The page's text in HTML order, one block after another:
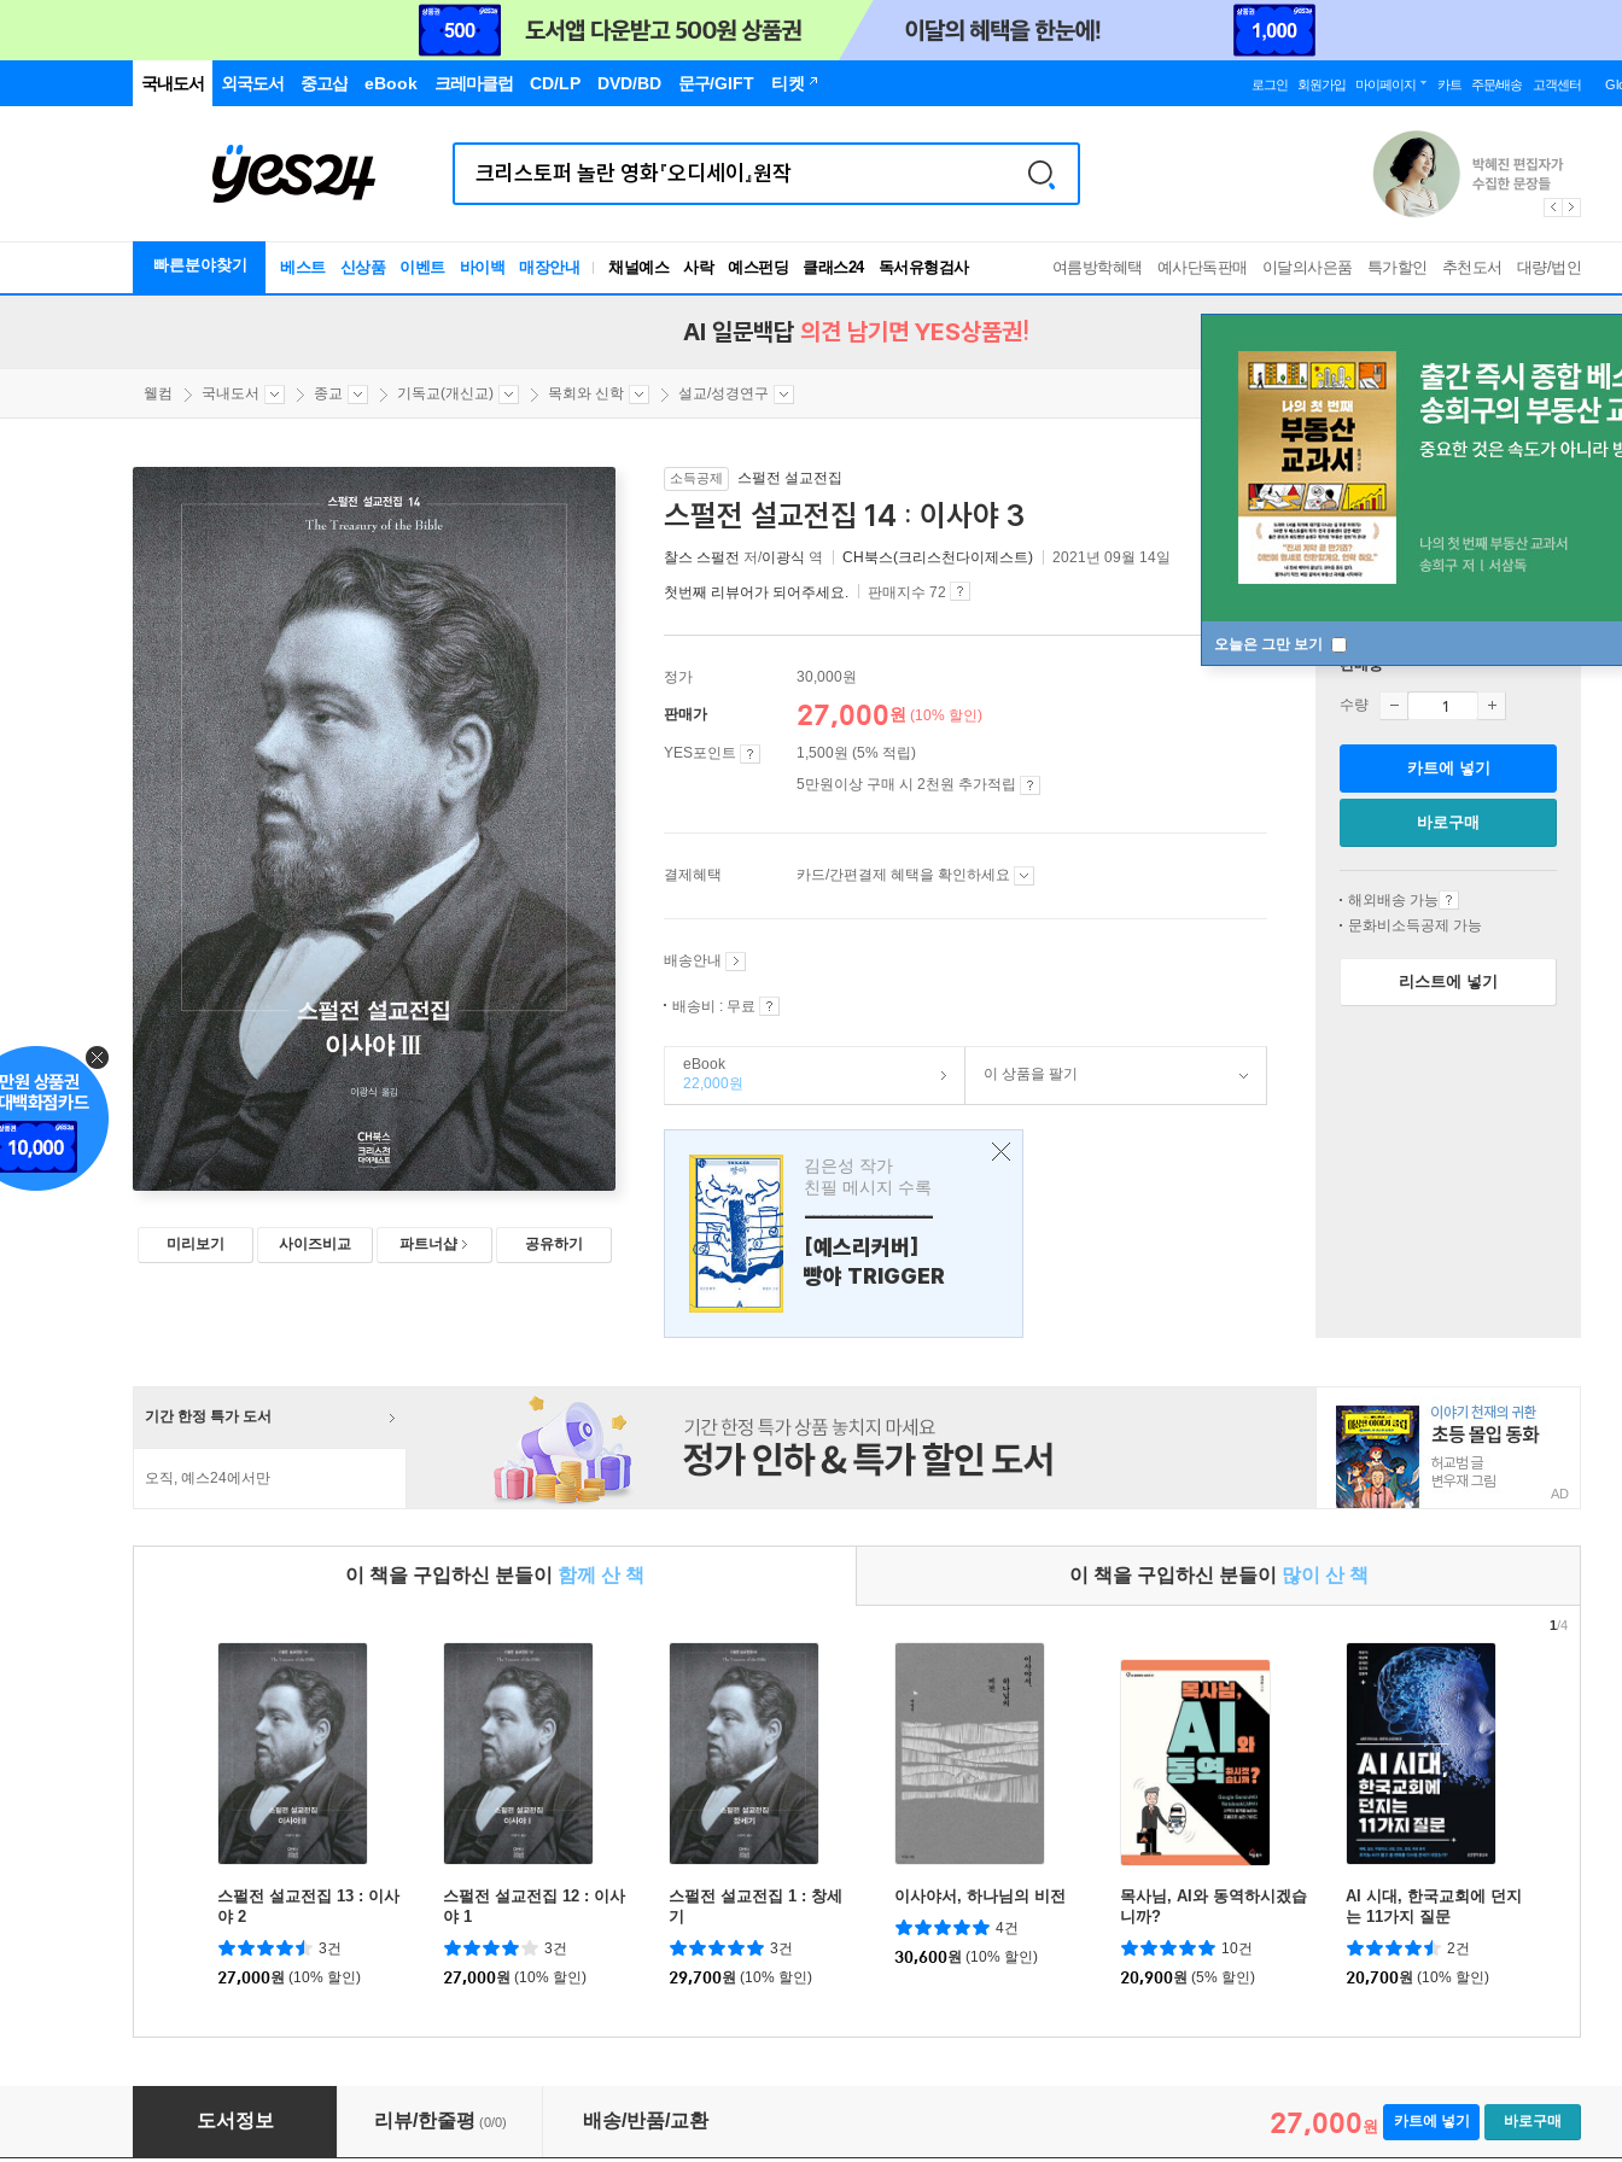
국내도서 외국도서 중고샵 eBook 크레마클럽 CD/LP DVD/BD 문구/GIFT 티켓 로그인 회원가입 마이페이지 카트 주문/배송 고객센터
빠른분야찾기 베스트 신상품 이벤트 바이백 매장안내 채널예스 사락 예스펀딩 클래스24
독서유형검사
RBTI Lab
여름방학혜택 예사단독판매 이달의사은품 특가할인 추천도서 대량/법인
오늘은 그만 보기
AI 일문백답 의견 남기면 YES상품권!
웰컴 국내도서 종교 기독교(개신교) 목회와 신학 설교/성경연구
미리보기 사이즈비교 파트너샵 공유하기
소득공제 스펄전 설교전집
스펄전 설교전집 14 : 이사야 3
찰스 스펄전 저/이광식 역 CH북스(크리스천다이제스트) 2021년 09월 14일
첫번째 리뷰어가 되어주세요. 판매지수 72
정가 30,000원
판매가 27,000원 (10% 할인)
YES포인트
1,500원 (5% 적립)
5만원이상 구매 시 2천원 추가적립
결제혜택 카드/간편결제 혜택을 확인하세요
배송안내
배송비 : 무료
eBook
22,000원
이 상품을 팔기
김은성 작가
친필 메시지 수록
---------------
[예스리커버]
빵야 TRIGGER
판매중
수량
카트에 넣기
바로구매
해외배송 가능
문화비소득공제 가능
리스트에 넣기
기간 한정 특가 도서
오직, 예스24에서만
AD
이 책을 구입하신 분들이 함께 산 책 이 책을 구입하신 분들이 많이 산 책
스펄전 설교전집 13 : 이사
야 2
3건
27,000원 (10% 할인)
스펄전 설교전집 12 : 이사
야 1
3건
27,000원 (10% 할인)
스펄전 설교전집 1 : 창세
기
3건
29,700원 (10% 할인)
이사야서, 하나님의 비전
4건
30,600원 (10% 할인)
목사님, AI와 동역하시겠습
니까?
10건
20,900원 (5% 할인)
AI 시대, 한국교회에 던지
는 11가지 질문
2건
20,700원 (10% 할인)
1/4
스펄전 설교전집 14 : 이사야 3
도서정보 리뷰/한줄평 (0/0) 배송/반품/교환 27,000원 카트에 넣기 바로구매